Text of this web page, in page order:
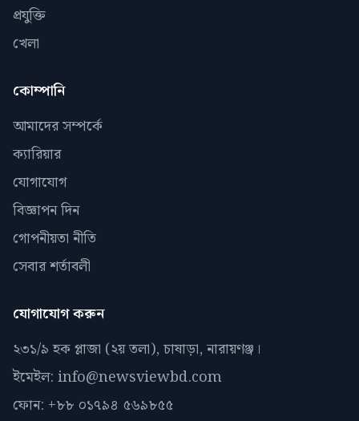
প্রযুক্তি
খেলা
কোম্পানি
আমাদের সম্পর্কে
ক্যারিয়ার
যোগাযোগ
বিজ্ঞাপন দিন
গোপনীয়তা নীতি
সেবার শর্তাবলী
যোগাযোগ করুন
২৩১/৯ হক প্লাজা (২য় তলা), চাষাড়া, নারায়ণঞ্জ।
ইমেইল: info@newsviewbd.com
ফোন: +৮৮ ০১৭৯৪ ৫৬৯৮৫৫